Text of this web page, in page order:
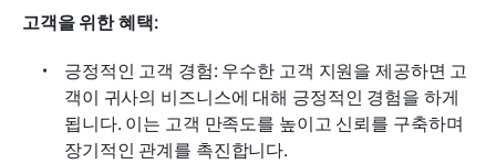
고객을 위한 혜택:
긍정적인 고객 경험: 우수한 고객 지원을 제공하면 고
객이 귀사의 비즈니스에 대해 긍정적인 경험을 하게
됩니다. 이는 고객 만족도를 높이고 신뢰를 구축하며
장기적인 관계를 촉진합니다.